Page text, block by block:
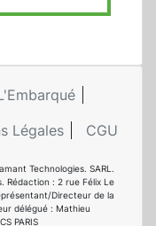
Légales CGU
Technologies. SARL.
Rédaction : 2 rue Félix Le
Directeur de la
délégué : Mathieu
PARIS